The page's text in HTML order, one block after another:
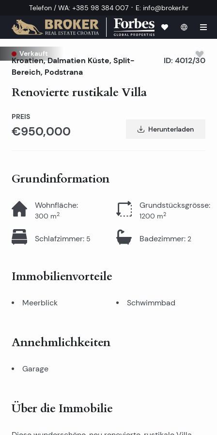
Telefon / WA: +385 98 384 007 · E: info@broker.hr
Verkauft
Kroatien,Dalmatien Küste, Split-
Bereich, Podstrana
Renovierte rustikale Villa
ID: 4012/30
PREIS
€950,000 Herunterladen
Grundinformation
Wohnfläche:
300 m2
Grundstücksgrösse:
1200 m2
Schlafzimmer: 5 Badezimmer: 2
Immobilienvorteile
Meerblick Schwimmbad
Annehmlichkeiten
Garage
Über die Immobilie